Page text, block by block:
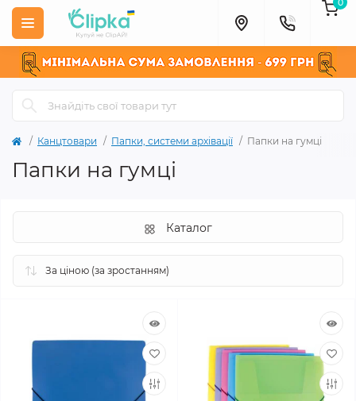
Канцтовари Папки, системи архівації Папки на гумці
Папки на гумці
Каталог